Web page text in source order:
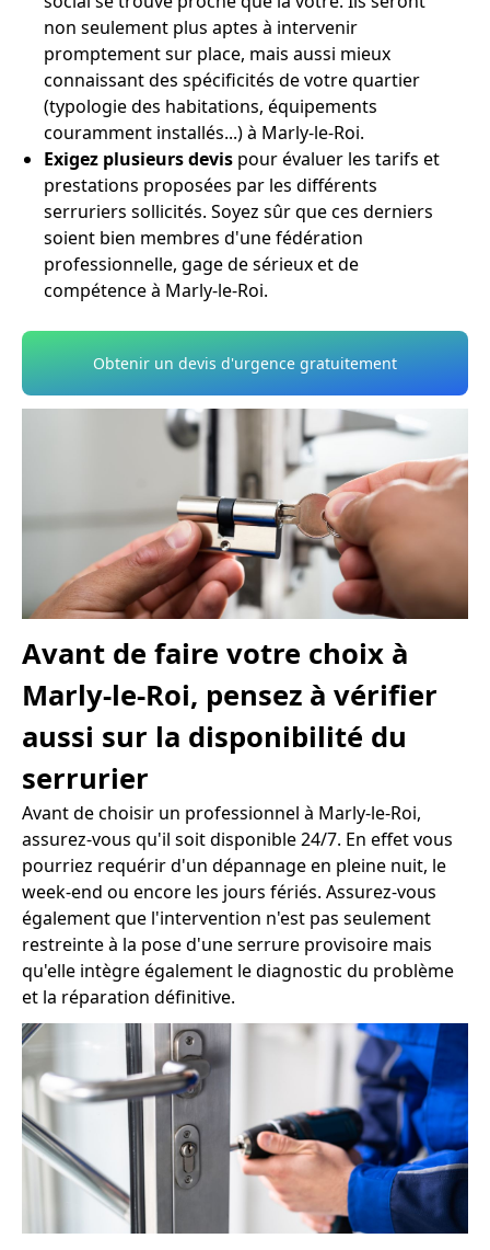
non seulement plus aptes à intervenir
promptement sur place, mais aussi mieux
connaissant des spécificités de votre quartier
(typologie des habitations, équipements
couramment installés...) à Marly-le-Roi.
Exigez plusieurs devis pour évaluer les tarifs et
prestations proposées par les différents
serruriers sollicités. Soyez sûr que ces derniers
soient bien membres d'une fédération
professionnelle, gage de sérieux et de
compétence à Marly-le-Roi.
Obtenir un devis d'urgence gratuitement
Avant de faire votre choix à
Marly-le-Roi, pensez à vérifier
aussi sur la disponibilité du
serrurier
Avant de choisir un professionnel à Marly-le-Roi,
assurez-vous qu'il soit disponible 24/7. En effet vous
pourriez requérir d'un dépannage en pleine nuit, le
week-end ou encore les jours fériés. Assurez-vous
également que l'intervention n'est pas seulement
restreinte à la pose d'une serrure provisoire mais
qu'elle intègre également le diagnostic du problème
et la réparation définitive.